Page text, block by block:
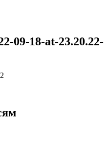
09-18-at-23.20.22-